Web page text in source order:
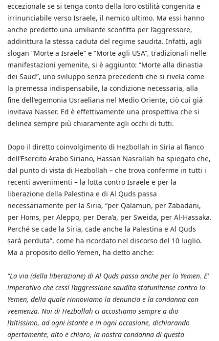
eccezionale se si tenga conto della loro ostilità congenita e
irrinunciabile verso Israele, il nemico ultimo. Ma essi hanno
anche predetto una umiliante sconfitta per l’aggressore,
addirittura la stessa caduta del regime saudita. Infatti, agli
slogan “Morte a Israele” e “Morte agli USA”, tradizionali nelle
manifestazioni yemenite, si è aggiunto: “Morte alla dinastia
dei Saud”, uno sviluppo senza precedenti che si rivela come
la premessa indispensabile, la condizione necessaria, alla
fine dell’egemonia Usraeliana nel Medio Oriente, ciò cui già
invitava Nasser. Ed è effettivamente una prospettiva che si
delinea sempre più chiaramente agli occhi di tutti.
Dopo il diretto coinvolgimento di Hezbollah in Siria al fianco
dell’Esercito Arabo Siriano, Hassan Nasrallah ha spiegato che,
dal punto di vista di Hezbollah – che trova conferme in tutti i
recenti avvenimenti – la lotta contro Israele e per la
liberazione della Palestina e di Al Quds passa
necessariamente per la Siria, “per Qalamun, per Zabadani,
per Homs, per Aleppo, per Dera’a, per Sweida, per Al-Hassaka.
Perché se cade la Siria, cade anche la Palestina e Al Quds
sarà perduta”, come ha ricordato nel discorso del 10 luglio.
Ma a proposito dello Yemen, ha detto anche:
“La via (della liberazione) di Al Quds passa anche per lo Yemen. E’
imperativo che cessi l’aggressione saudita-statunitense contro lo
Yemen, della quale rinnoviamo la denuncia e la condanna con
veemenza. Noi di Hezbollah ci accostiamo sempre a dio
l’altissimo, ad ogni istante e in ogni occasione, dichiarando
apertamente, alto e chiaro, la nostra condanna di questa